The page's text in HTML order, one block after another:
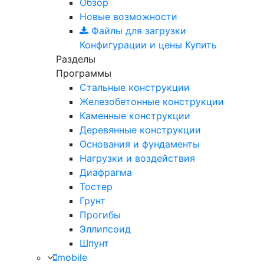
Обзор
Новые возможности
Файлы для загрузки
Конфигурации и цены Купить
Разделы
Программы
Стальные конструкции
Железобетонные конструкции
Каменные конструкции
Деревянные конструкции
Основания и фундаменты
Нагрузки и воздействия
Диафрагма
Тостер
Грунт
Прогибы
Эллипсоид
Шпунт
mobile